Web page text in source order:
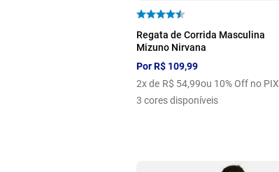
P
Regata de Corrida Masculina
Mizuno Nirvana
PorR$ 109,99
2x de R$ 54,99ou 10% Off no PIX
3 cores disponíveis